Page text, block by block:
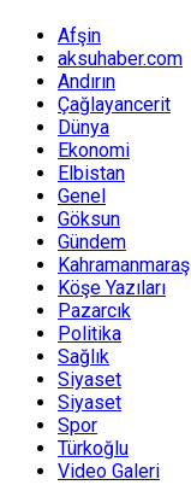
Afşin
aksuhaber.com
Andırın
Çağlayancerit
Dünya
Ekonomi
Elbistan
Genel
Göksun
Gündem
Kahramanmaraş
Köşe Yazıları
Pazarcık
Politika
Sağlık
Siyaset
Siyaset
Spor
Türkoğlu
Video Galeri